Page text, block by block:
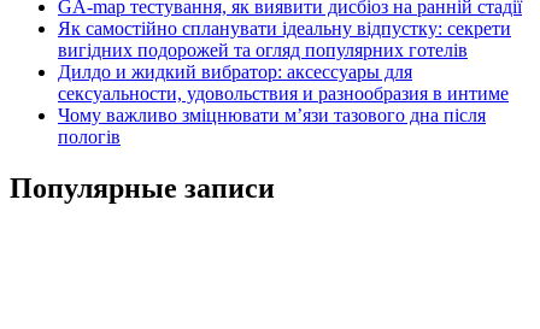
GA-map тестування, як виявити дисбіоз на ранній стадії
Як самостійно спланувати ідеальну відпустку: секрети
вигідних подорожей та огляд популярних готелів
Дилдо и жидкий вибратор: аксессуары для
сексуальности, удовольствия и разнообразия в интиме
Чому важливо зміцнювати м’язи тазового дна після
пологів
Популярные записи